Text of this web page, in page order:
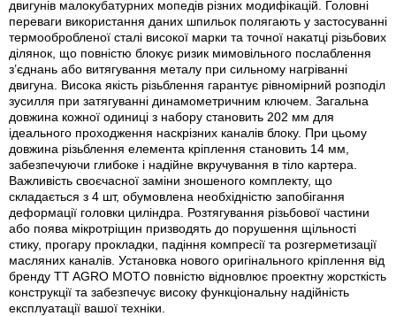
двигунів малокубатурних мопедів різних модифікацій. Головні
переваги використання даних шпильок полягають у застосуванні
термообробленої сталі високої марки та точної накатці різьбових
ділянок, що повністю блокує ризик мимовільного послаблення
з’єднань або витягування металу при сильному нагріванні
двигуна. Висока якість різьблення гарантує рівномірний розподіл
зусилля при затягуванні динамометричним ключем. Загальна
довжина кожної одиниці з набору становить 202 мм для
ідеального проходження наскрізних каналів блоку. При цьому
довжина різьблення елемента кріплення становить 14 мм,
забезпечуючи глибоке і надійне вкручування в тіло картера.
Важливість своєчасної заміни зношеного комплекту, що
складається з 4 шт, обумовлена необхідністю запобігання
деформації головки циліндра. Розтягування різьбової частини
або поява мікротріщин призводять до порушення щільності
стику, прогару прокладки, падіння компресії та розгерметизації
масляних каналів. Установка нового оригінального кріплення від
бренду TT AGRO MOTO повністю відновлює проектну жорсткість
конструкції та забезпечує високу функціональну надійність
експлуатації вашої техніки.